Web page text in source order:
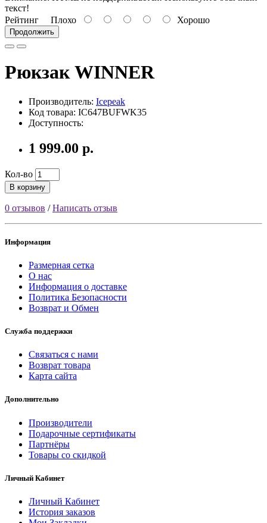
текст!
Рейтинг Плохо Хорошо
Продолжить
Рюкзак WINNER
Производитель: Icepeak
Код товара: IC647BUFWK35
Доступность:
1 999.00 р.
Кол-во
В корзину
0 отзывов /Написать отзыв
Информация
Размерная сетка
О нас
Информация о доставке
Политика Безопасности
Возврат и Обмен
Служба поддержки
Связаться с нами
Возврат товара
Карта сайта
Дополнительно
Производители
Подарочные сертификаты
Партнёры
Товары со скидкой
Личный Кабинет
Личный Кабинет
История заказов